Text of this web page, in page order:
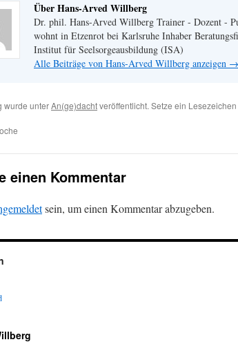
Über Hans-Arved Willberg
Dr. phil. Hans-Arved Willberg Trainer - Dozent -
wohnt in Etzenrot bei Karlsruhe Inhaber
Institut für Seelsorgeausbildung (ISA)
Alle Beiträge von Hans-Arved Willberg anzeigen →
wurde unterAn(ge)dachtveröffentlicht. Setze ein
einen Kommentar
sein, um einen Kommentar abzugeben.